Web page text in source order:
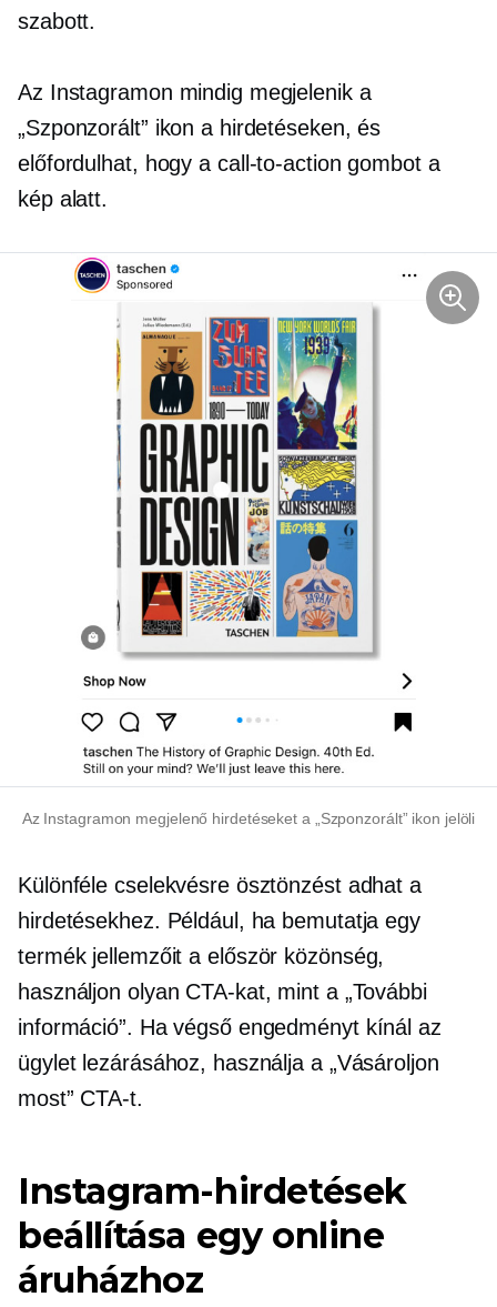
szabott.
Az Instagramon mindig megjelenik a
„Szponzorált” ikon a hirdetéseken, és
előfordulhat, hogy a call-to-action gombot a
kép alatt.
Az Instagramon megjelenő hirdetéseket a „Szponzorált” ikon jelöli
Különféle cselekvésre ösztönzést adhat a
hirdetésekhez. Például, ha bemutatja egy
termék jellemzőit a először közönség,
használjon olyan CTA-kat, mint a „További
információ”. Ha végső engedményt kínál az
ügylet lezárásához, használja a „Vásároljon
most” CTA-t.
Instagram-hirdetések
beállítása egy online
áruházhoz